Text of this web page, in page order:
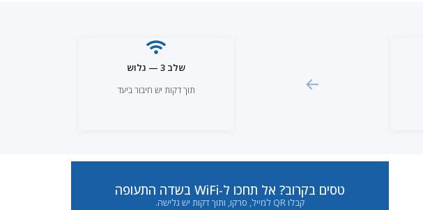
←
שלב 3 — גלוש
תוך דקות יש חיבור ביעד
טסים בקרוב? אל תחכו ל-WiFi בשדה התעופה
קבלו QR למייל, סרקו, ותוך דקות יש גלישה.